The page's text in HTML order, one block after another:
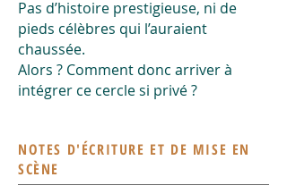
Pas d’histoire prestigieuse, ni de
pieds célèbres qui l’auraient
chaussée.
Alors ? Comment donc arriver à
intégrer ce cercle si privé ?
NOTES D'ÉCRITURE ET DE MISE EN
SCÈNE